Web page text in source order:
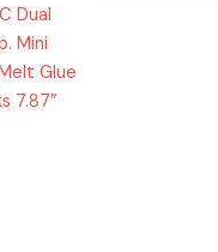
Dual
Mini
Glue
7.87″